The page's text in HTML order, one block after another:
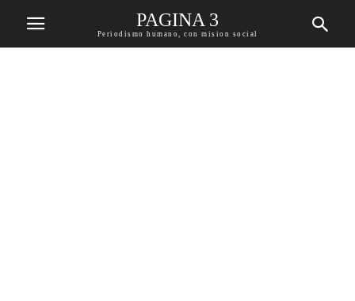
PAGINA 3
Periodismo humano, con mision social